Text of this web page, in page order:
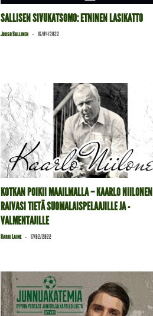
SALLISEN SIVUKATSOMO: ETNINEN LASIKATTO
Juuso Sallinen - 16/04/2022
KOTKAN POIKII MAAILMALLA – KAARLO NIILONEN
RAIVASI TIETÄ SUOMALAISPELAAJILLE JA -
VALMENTAJILLE
Harri Laine - 17/02/2022